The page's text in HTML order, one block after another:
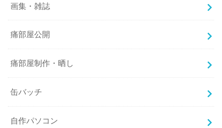
画集・雑誌
痛部屋公開
痛部屋制作・晒し
缶バッチ
自作パソコン